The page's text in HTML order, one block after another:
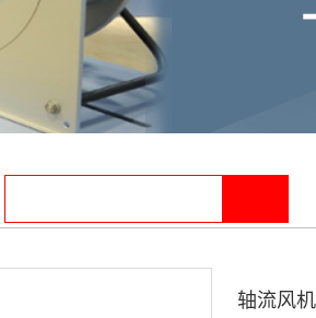
轴流风